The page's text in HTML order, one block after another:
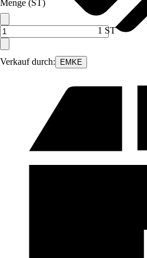
Verkauf durch: EMKE
Menge (ST)
1 ST